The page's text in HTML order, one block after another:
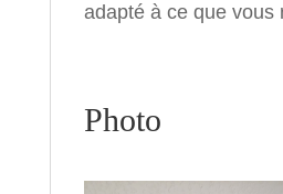
adapté à ce que vous
Photo